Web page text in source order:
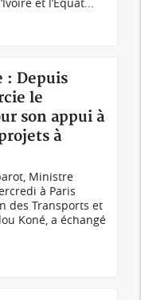
: Depuis
le
son appui à
à
Ministre
à Paris
des Transports et
Koné, a échangé